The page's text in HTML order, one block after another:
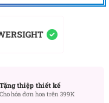
Tặng thiệp thiết kế
Cho hóa đơn hoa trên 399K